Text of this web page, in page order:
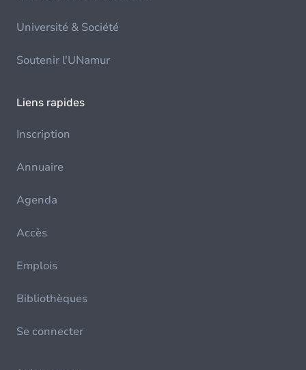
Université & Société
Soutenir l'UNamur
Liens rapides
Inscription
Annuaire
Agenda
Accès
Emplois
Bibliothèques
Se connecter